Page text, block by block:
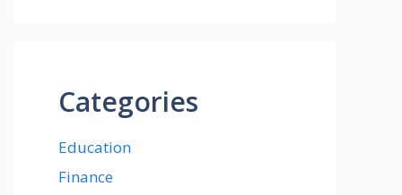
Categories
Education
Finance